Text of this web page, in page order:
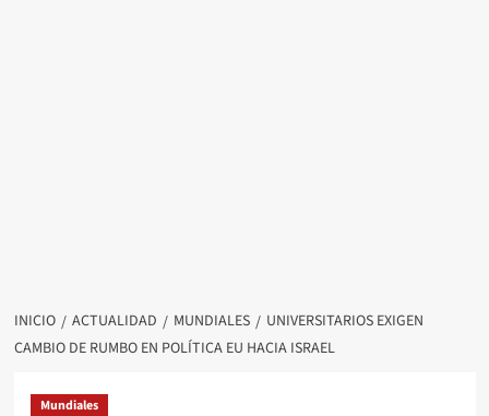
INICIO ACTUALIDAD MUNDIALES
UNIVERSITARIOS EXIGEN
CAMBIO DE RUMBO EN POLÍTICA EU HACIA ISRAEL
Mundiales